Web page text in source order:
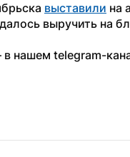
выставили на
выручить на
нашем telegram-